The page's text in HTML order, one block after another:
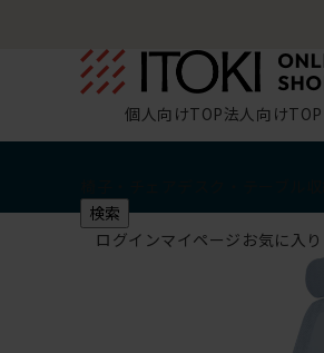
個人向けTOP法人向けTOP
検索
ログインマイページ お気に入り